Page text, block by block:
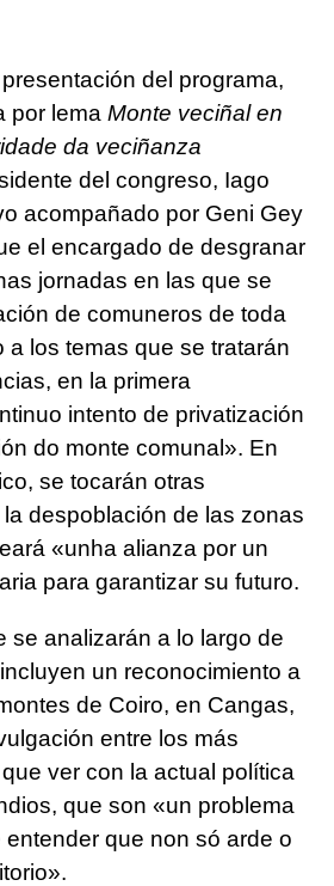
del programa,
por lema Monte veciñal en
da veciñanza
del congreso, Iago
acompañado por Geni Gey
el encargado de desgranar
jornadas en las que se
de comuneros de toda
a los temas que se tratarán
en la primera
intento de privatización
do monte comunal». En
se tocarán otras
despoblación de las zonas
«unha alianza por un
para garantizar su futuro.
se analizarán a lo largo de
un reconocimiento a
de Coiro, en Cangas,
entre los más
ver con la actual política
que son «un problema
que non só arde o
».